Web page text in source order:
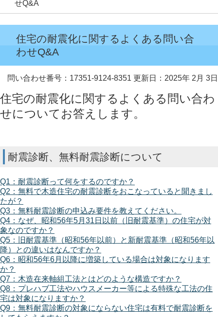
せQ&A
住宅の耐震化に関するよくある問い合
わせQ&A
問い合わせ番号：17351-9124-8351 更新日：2025年 2月 3日
住宅の耐震化に関するよくある問い合わ
せについてお答えします。
耐震診断、無料耐震診断について
Q1：耐震診断って何をするのですか？
Q2：無料で木造住宅の耐震診断をおこなっていると聞きまし
たが？
Q3：無料耐震診断の申込み要件を教えてください。
Q4：なぜ、昭和56年5月31日以前（旧耐震基準）の住宅が対
象なのですか？
Q5：旧耐震基準（昭和56年以前）と新耐震基準（昭和56年以
降）との違いはなんですか？
Q6：昭和56年6月以降に増築している場合は対象になります
か？
Q7：木造在来軸組工法とはどのような構造ですか？
Q8：プレハブ工法やハウスメーカー等による特殊な工法の住
宅は対象になりますか？
Q9：無料耐震診断の対象にならない住宅は有料で耐震診断を